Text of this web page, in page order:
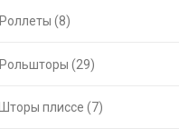
Роллеты (8)
Рольшторы (29)
Шторы плиссе (7)